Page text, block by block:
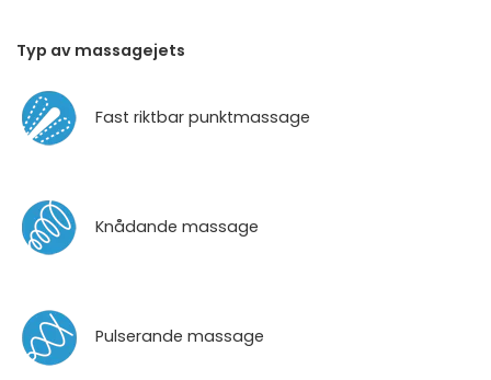
Typ av massagejets
Fast riktbar punktmassage
Knådande massage
Pulserande massage